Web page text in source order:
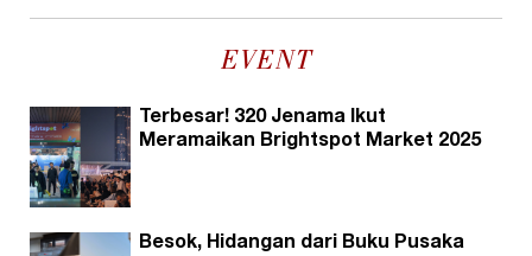
EVENT
Terbesar! 320 Jenama Ikut
Meramaikan Brightspot Market 2025
Besok, Hidangan dari Buku Pusaka